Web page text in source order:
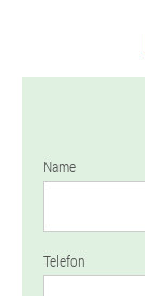
Name
Telefon